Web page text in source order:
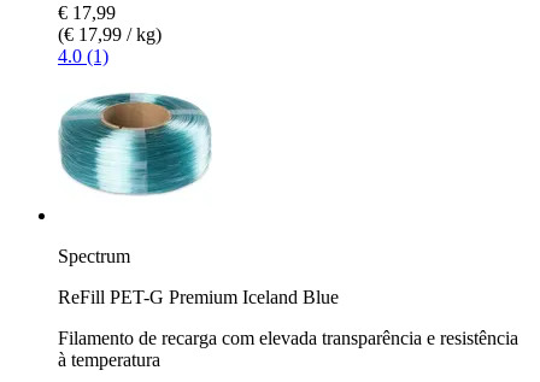
€ 17,99
(€ 17,99 / kg)
4.0 (1)
Spectrum
ReFill PET-G Premium Iceland Blue
Filamento de recarga com elevada transparência e resistência
à temperatura